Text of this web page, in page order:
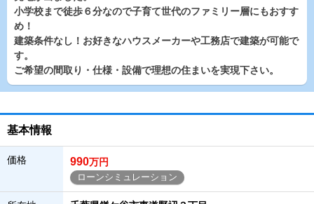
小学校まで徒歩６分なので子育て世代のファミリー層にもおすす
め！
建築条件なし！お好きなハウスメーカーや工務店で建築が可能で
す。
ご希望の間取り・仕様・設備で理想の住まいを実現下さい。
基本情報
価格 990万円
ローンシミュレーション